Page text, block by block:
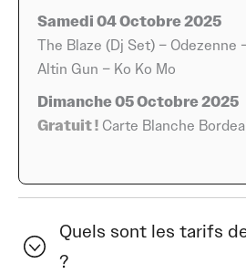
explosive de Deluxe, les
organique de Mezerg, la gouaille
Maracas et la tension élégante de
brutes, qui reflète bien l’ADN du
cohabiter les styles et les publics,
Le samedi, on change de palette,
centre. The Blaze, dans un
échappée nocturne d’une grande
Samedi 04 Octobre 2025
The Blaze (Dj Set) – Odezenne
Altin Gun – Ko Ko Mo
Dimanche 05 Octobre 2025
Gratuit ! Carte Blanche
Quels sont les tarifs
?